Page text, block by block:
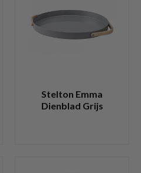
Stelton Emma
Dienblad Grijs